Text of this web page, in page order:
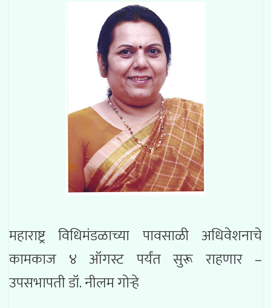
महाराष्ट्र विधिमंडळाच्या पावसाळी अधिवेशनाचे
कामकाज ४ ऑगस्ट पर्यंत सुरू राहणार –
उपसभापती डॉ. नीलम गोऱ्हे